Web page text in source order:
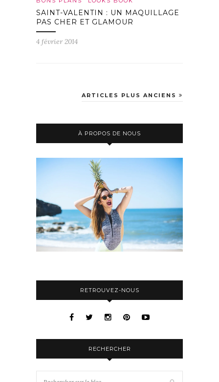
SAINT-VALENTIN : UN MAQUILLAGE
PAS CHER ET GLAMOUR
4 février 2014
ARTICLES PLUS ANCIENS
À PROPOS DE NOUS
RETROUVEZ-NOUS
RECHERCHER